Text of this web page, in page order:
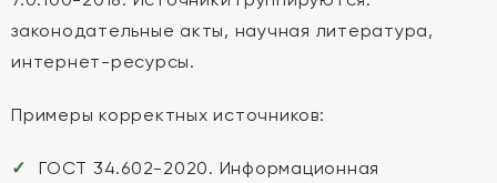
законодательные акты, научная литература,
интернет-ресурсы.
Примеры корректных источников:
ГОСТ 34.602-2020. Информационная